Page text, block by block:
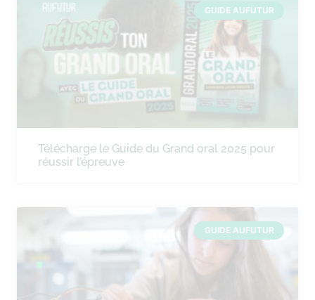
GUIDE AUFUTUR
Télécharge le Guide du Grand oral 2025 pour
réussir l’épreuve
GUIDE AUFUTUR